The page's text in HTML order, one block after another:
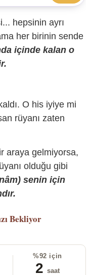
hepsinin ayrı
her birinin sende
içinde kalan o
O his iyiye mi
rüyanı zaten
araya gelmiyorsa,
olduğu gibi
senin için
Bekliyor
%92 için
2 saat